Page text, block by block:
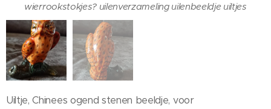
wierrookstokjes? uilenverzameling uilenbeeldje uiltjes
Uiltje, Chinees ogend stenen beeldje, voor